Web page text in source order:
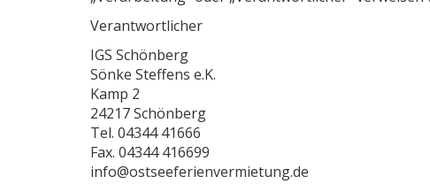
Verantwortlicher
IGS Schönberg
Sönke Steffens e.K.
Kamp 2
24217 Schönberg
Tel. 04344 41666
Fax. 04344 416699
info@ostseeferienvermietung.de